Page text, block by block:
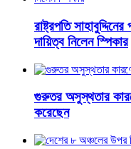
রাষ্ট্রপতি
দায়িত্ব নিলেন স্পিকার
গুরুতর অসুস্থতার
করেছেন